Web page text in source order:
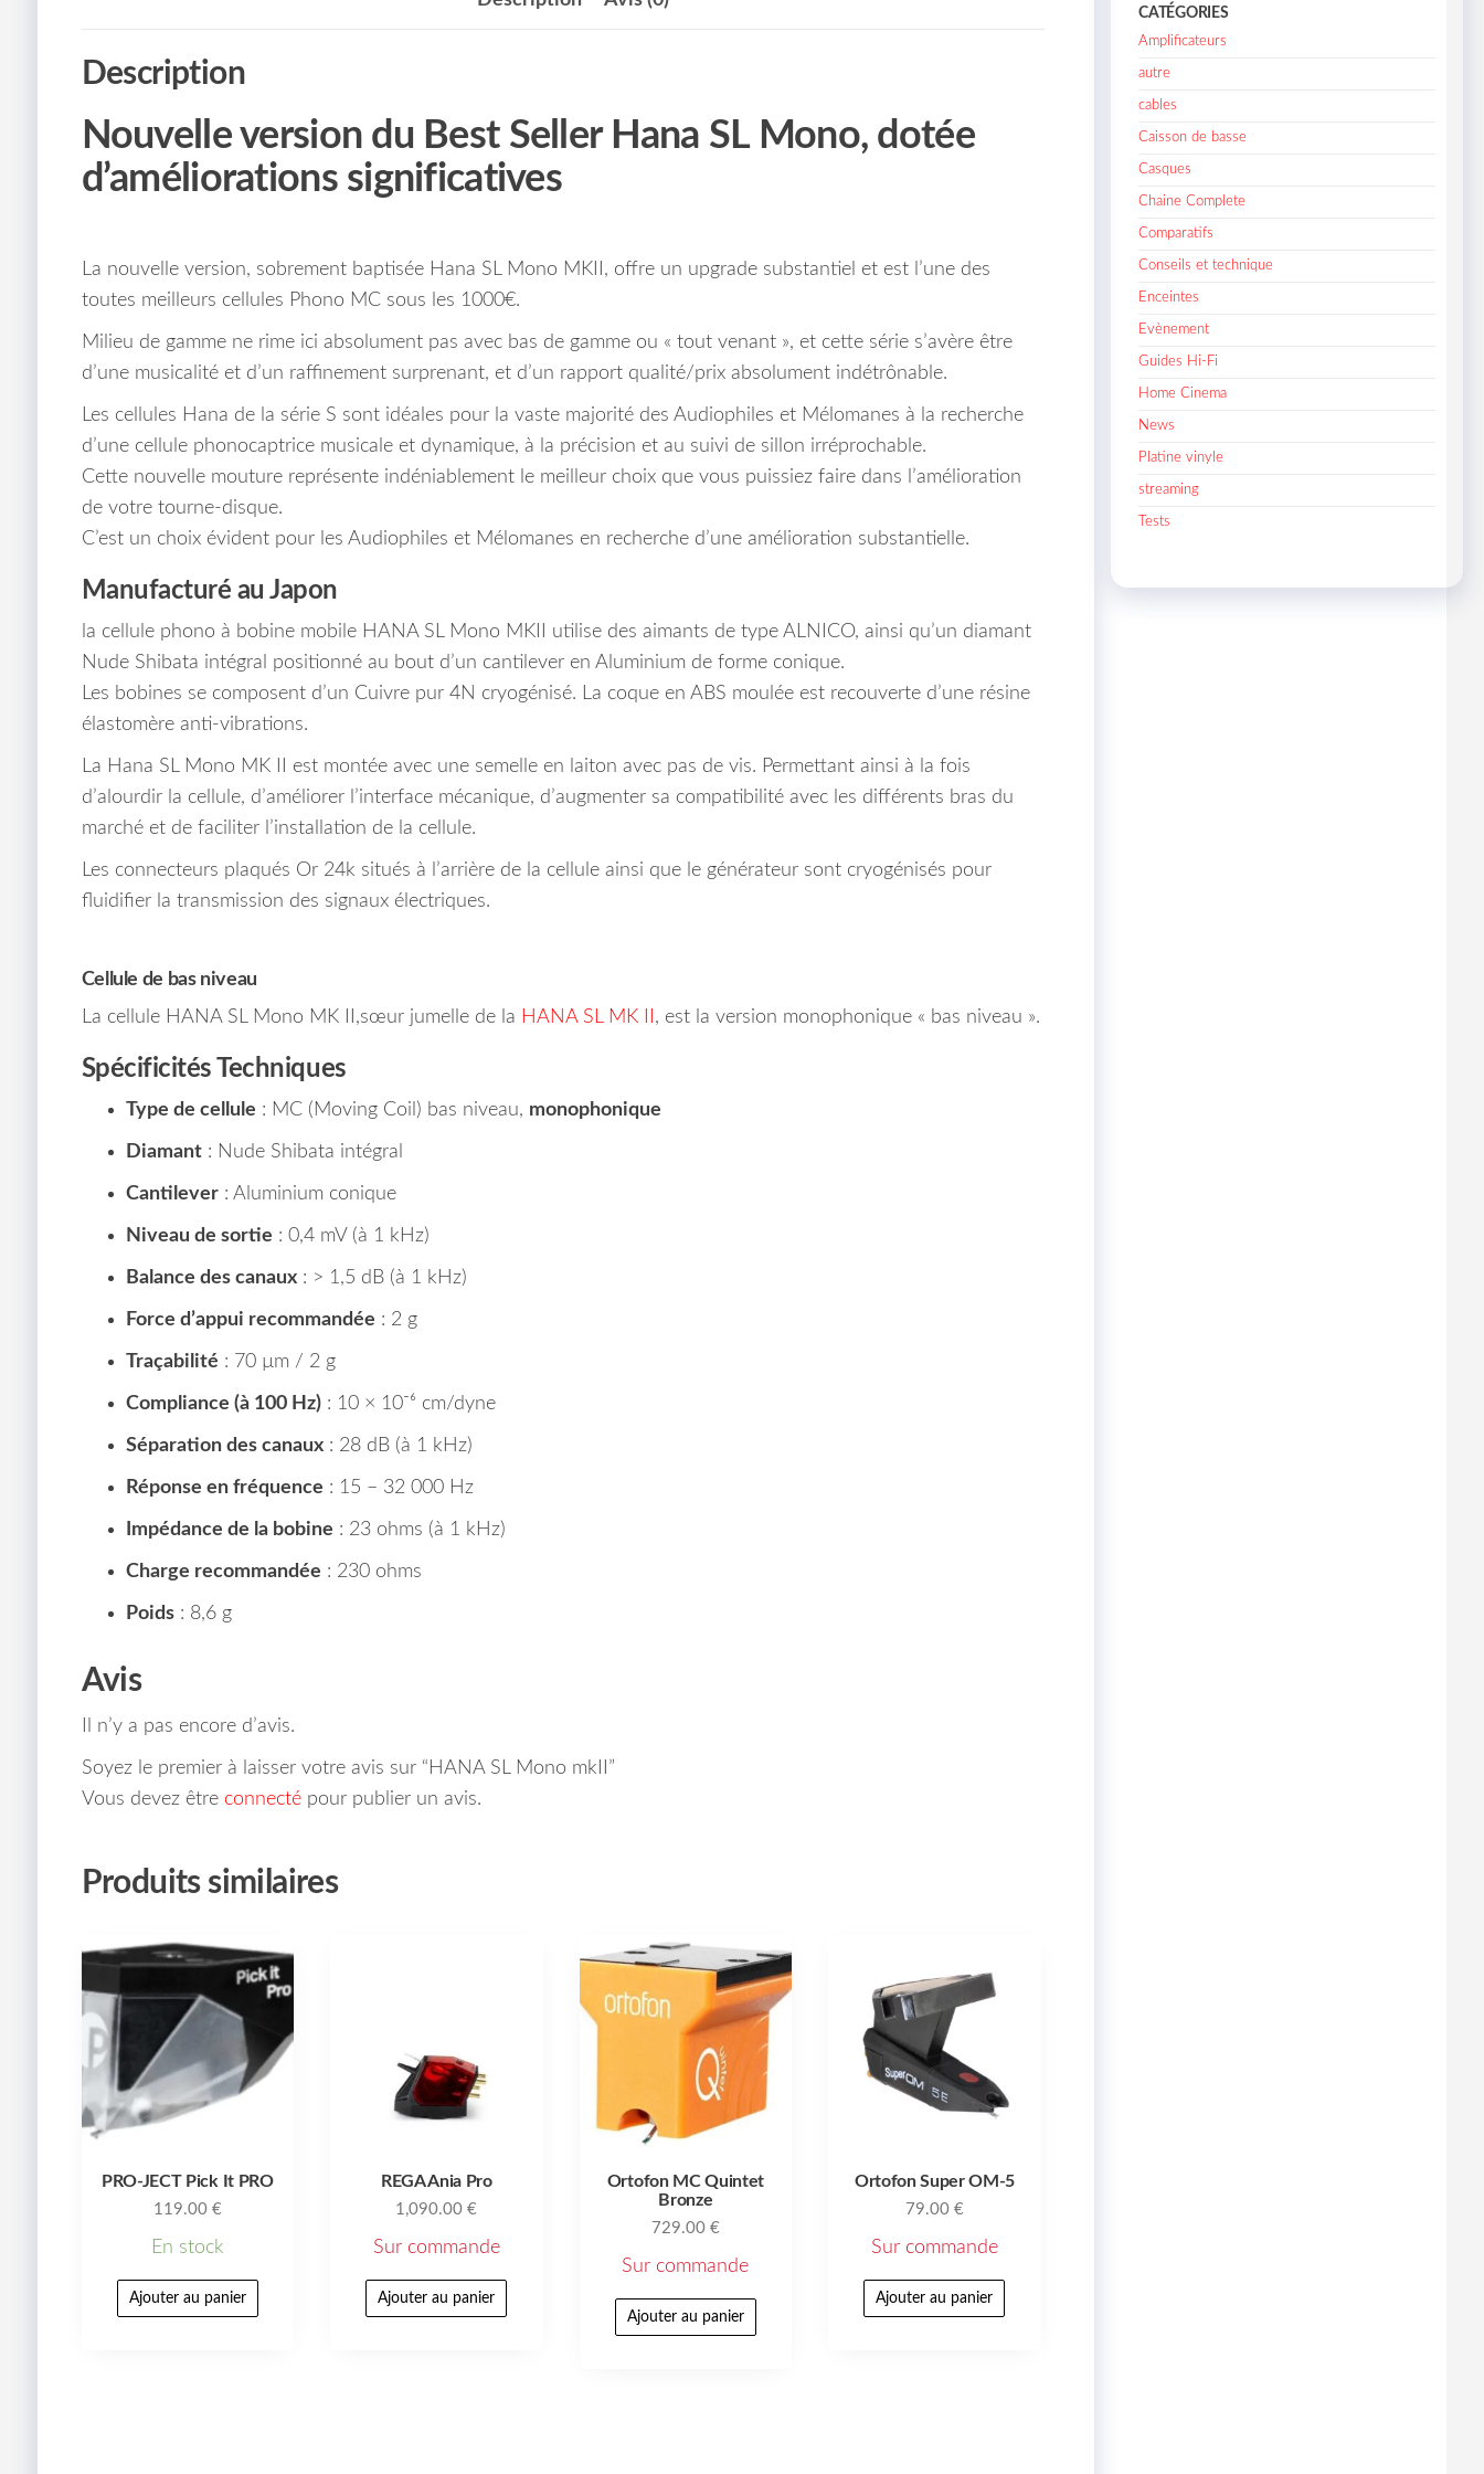
Description
Nouvelle version du Best Seller Hana SL Mono, dotée
d’améliorations significatives
La nouvelle version, sobrement baptisée Hana SL Mono MKII, offre un upgrade substantiel et est l’une des
toutes meilleurs cellules Phono MC sous les 1000€.
Milieu de gamme ne rime ici absolument pas avec bas de gamme ou « tout venant », et cette série s’avère être
d’une musicalité et d’un raffinement surprenant, et d’un rapport qualité/prix absolument indétrônable.
Les cellules Hana de la série S sont idéales pour la vaste majorité des Audiophiles et Mélomanes à la recherche
d’une cellule phonocaptrice musicale et dynamique, à la précision et au suivi de sillon irréprochable.
Cette nouvelle mouture représente indéniablement le meilleur choix que vous puissiez faire dans l’amélioration
de votre tourne-disque.
C’est un choix évident pour les Audiophiles et Mélomanes en recherche d’une amélioration substantielle.
Manufacturé au Japon
la cellule phono à bobine mobile HANA SL Mono MKII utilise des aimants de type ALNICO, ainsi qu’un diamant
Nude Shibata intégral positionné au bout d’un cantilever en Aluminium de forme conique.
Les bobines se composent d’un Cuivre pur 4N cryogénisé. La coque en ABS moulée est recouverte d’une résine
élastomère anti-vibrations.
La Hana SL Mono MK II est montée avec une semelle en laiton avec pas de vis. Permettant ainsi à la fois
d’alourdir la cellule, d’améliorer l’interface mécanique, d’augmenter sa compatibilité avec les différents bras du
marché et de faciliter l’installation de la cellule.
Les connecteurs plaqués Or 24k situés à l’arrière de la cellule ainsi que le générateur sont cryogénisés pour
fluidifier la transmission des signaux électriques.
Cellule de bas niveau
La cellule HANA SL Mono MK II,sœur jumelle de la HANA SL MK II , est la version monophonique « bas niveau ».
Spécificités Techniques
Type de cellule : MC (Moving Coil) bas niveau, monophonique
Diamant: Nude Shibata intégral
Cantilever: Aluminium conique
Niveau de sortie : 0,4 mV (à 1 kHz)
Balance des canaux: > 1,5 dB (à 1 kHz)
Force d’appui recommandée : 2 g
Traçabilité : 70 µm / 2 g
Compliance (à 100 Hz): 10 × 10⁻⁶ cm/dyne
Séparation des canaux: 28 dB (à 1 kHz)
Réponse en fréquence : 15 – 32 000 Hz
Impédance de la bobine : 23 ohms (à 1 kHz)
Charge recommandée : 230 ohms
Poids: 8,6 g
Avis
Il n’y a pas encore d’avis.
Soyez le premier à laisser votre avis sur “HANA SL Mono mkII”
Vous devez être connectépour publier un avis.
Produits similaires
PRO-JECT Pick It PRO
119.00 €
En stock
Ajouter au panier
REGA Ania Pro
1,090.00€
Sur commande
Ajouter au panier
Ortofon MC Quintet
Bronze
729.00 €
Sur commande
Ajouter au panier
Ortofon Super OM-5
79.00 €
Sur commande
Ajouter au panier
CATÉGORIES
Amplificateurs
autre
cables
Caisson de basse
Casques
Chaine Complete
Comparatifs
Conseils et technique
Enceintes
Evènement
Guides Hi-Fi
Home Cinema
News
Platine vinyle
streaming
Tests